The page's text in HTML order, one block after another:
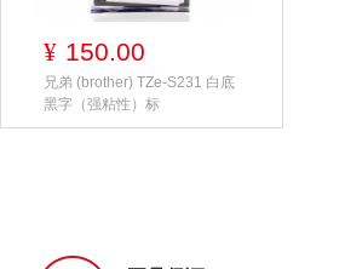
¥ 150.00
兄弟 (brother) TZe-S231 白底
黑字（强粘性）标